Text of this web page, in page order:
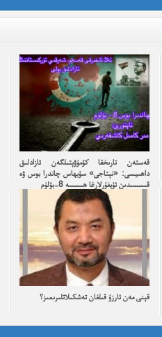
قەستەن تارىخقا كۆمۈۋېتىلگەن ئازادلىق
داھىيسى: «نېتاجى» سۇبھاس چاندرا بوس ۋە
قىسسىدىن ئۇيغۇرلارغا ھىسسە 8-بۆلۈم
قېنى مەن ئارزۇ قىلغان تەشكىلاتلىرىمىز؟